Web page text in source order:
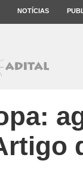
NOTÍCIAS